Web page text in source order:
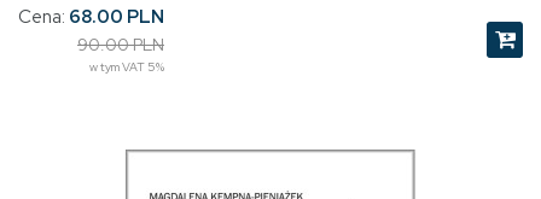
Cena: 68.00 PLN
90.00 PLN
w tym VAT 5%